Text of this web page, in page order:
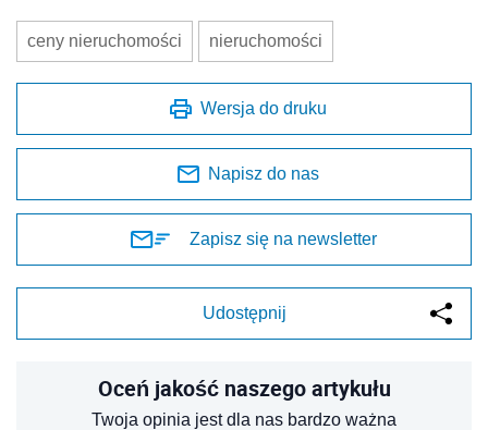
ceny nieruchomości nieruchomości
Wersja do druku
Napisz do nas
Zapisz się na newsletter
Udostępnij
Oceń jakość naszego artykułu
Twoja opinia jest dla nas bardzo ważna